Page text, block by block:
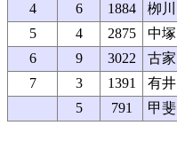
4
6 1884 栁
5
4 2875 中
6
9 3022 古
7
3 1391 有
5
791 甲